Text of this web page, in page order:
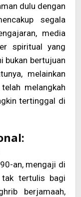
dulu dengan
segala
media
spiritual yang
bukan bertujuan
melainkan
melangkah
tertinggal di
an, mengaji di
tak tertulis bagi
berjamaah,